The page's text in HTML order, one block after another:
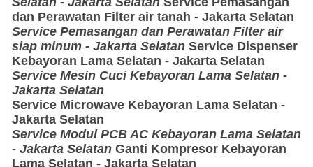
dan Perawatan Filter air tanah - Jakarta Selatan
Service Pemasangan dan Perawatan Filter air
siap minum - Jakarta Selatan Service Dispenser
Kebayoran Lama Selatan - Jakarta Selatan
Service Mesin Cuci Kebayoran Lama Selatan -
Jakarta Selatan
Service Microwave Kebayoran Lama Selatan -
Jakarta Selatan
Service Modul PCB AC Kebayoran Lama Selatan
- Jakarta Selatan Ganti Kompresor Kebayoran
Lama Selatan - Jakarta Selatan